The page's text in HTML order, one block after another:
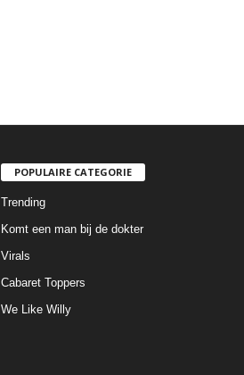
POPULAIRE CATEGORIE
Trending
Komt een man bij de dokter
Virals
Cabaret Toppers
We Like Willy